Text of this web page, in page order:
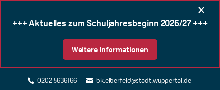
 0202 5636166  bk.elberfeld@stadt.wuppertal.de
+++ Aktuelles zum Schuljahresbeginn 2026/27 +++
Weitere Informationen
×